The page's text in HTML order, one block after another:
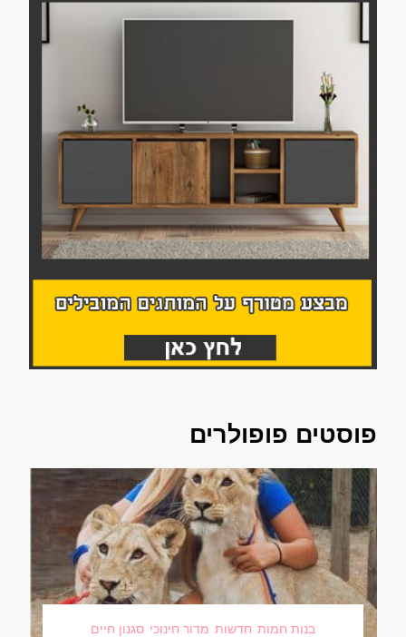
פוסטים פופולרים
בנות חמות חדשות מדור חינוכי סגנון חיים